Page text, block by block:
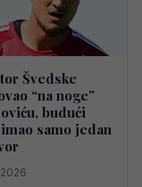
Švedske
“na noge”
budući
samo jedan